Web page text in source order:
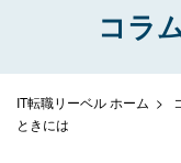
コラ
IT転職リーベル ホーム
ときには